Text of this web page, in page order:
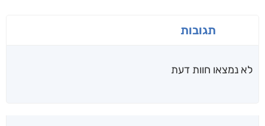
תגובות
לא נמצאו חוות דעת